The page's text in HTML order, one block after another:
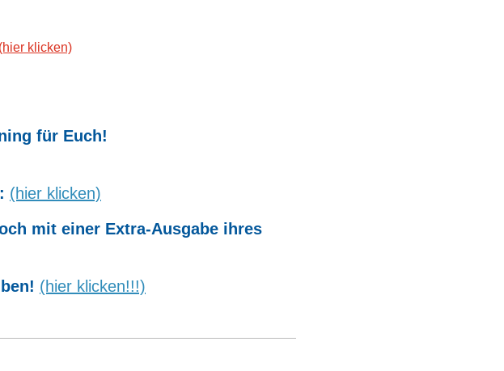
(hier klicken)
für Euch!
(hier klicken)
mit einer Extra-Ausgabe ihres
(hier klicken!!!)